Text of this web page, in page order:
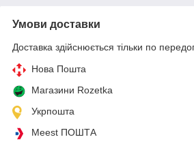
Умови доставки
Доставка здійснюється тільки по
Нова Пошта
Магазини Rozetka
Укрпошта
Meest ПОШТА